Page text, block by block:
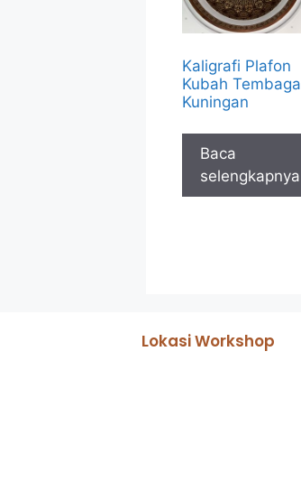
Kaligrafi Plafon
Kubah Tembaga
Kuningan
Baca
selengkapnya
Lokasi Workshop